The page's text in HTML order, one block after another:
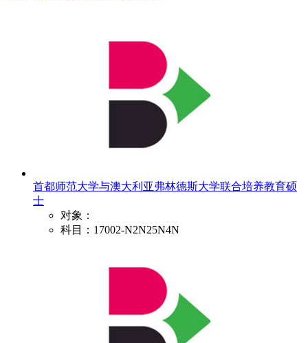
首都师范大学与澳大利亚弗林德斯大学联合培养教育硕
士
对象：
科目：17002-N2N25N4N